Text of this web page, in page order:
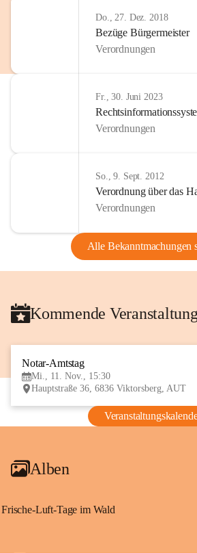
Do., 27. Dez. 2018
Bezüge Bürgermeister
Verordnungen
Fr., 30. Juni 2023
Verordnungen
So., 9. Sept. 2012
Verordnung über das
Verordnungen
Alle Bekanntmachungen
Kommende
Notar-Amtstag
Mi., 11. Nov., 15:30
Hauptstraße 36, 6836 Viktorsberg, AUT
Alben
Frische-Luft-Tage im Wald